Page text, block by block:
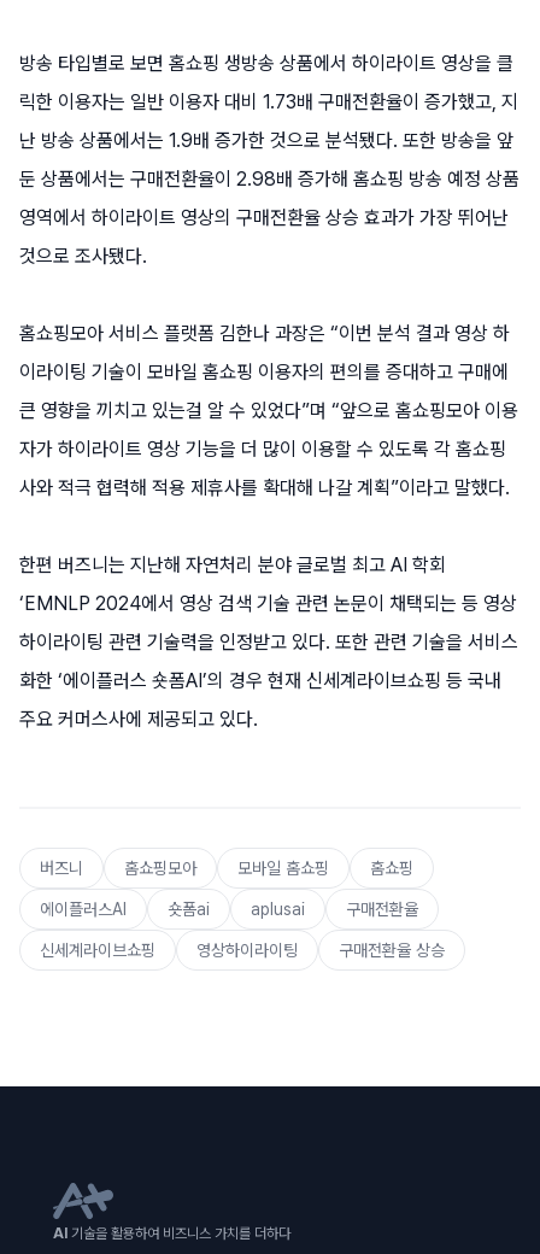
방송 타입별로 보면 홈쇼핑 생방송 상품에서 하이라이트 영상을 클
릭한 이용자는 일반 이용자 대비 1.73배 구매전환율이 증가했고, 지
난 방송 상품에서는 1.9배 증가한 것으로 분석됐다. 또한 방송을 앞
둔 상품에서는 구매전환율이 2.98배 증가해 홈쇼핑 방송 예정 상품
영역에서 하이라이트 영상의 구매전환율 상승 효과가 가장 뛰어난
것으로 조사됐다.
홈쇼핑모아 서비스 플랫폼 김한나 과장은 “이번 분석 결과 영상 하
이라이팅 기술이 모바일 홈쇼핑 이용자의 편의를 증대하고 구매에
큰 영향을 끼치고 있는걸 알 수 있었다”며 “앞으로 홈쇼핑모아 이용
자가 하이라이트 영상 기능을 더 많이 이용할 수 있도록 각 홈쇼핑
사와 적극 협력해 적용 제휴사를 확대해 나갈 계획”이라고 말했다.
한편 버즈니는 지난해 자연처리 분야 글로벌 최고 AI 학회
‘EMNLP 2024에서 영상 검색 기술 관련 논문이 채택되는 등 영상
하이라이팅 관련 기술력을 인정받고 있다. 또한 관련 기술을 서비스
화한 ‘에이플러스 숏폼AI’의 경우 현재 신세계라이브쇼핑 등 국내
주요 커머스사에 제공되고 있다.
버즈니 홈쇼핑모아 모바일 홈쇼핑 홈쇼핑
에이플러스AI 숏폼ai aplusai 구매전환율
신세계라이브쇼핑 영상하이라이팅 구매전환율 상승
AI 기술을 활용하여 비즈니스 가치를 더하다